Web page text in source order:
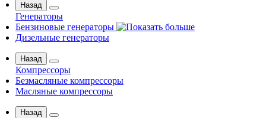
Назад
Генераторы
Бензиновые генераторы
Дизельные генераторы
Назад
Компрессоры
Безмасляные компрессоры
Масляные компрессоры
Назад